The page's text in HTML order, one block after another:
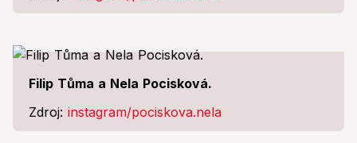
Filip Tůma a Nela Pocisková.
Zdroj: instagram/pociskova.nela